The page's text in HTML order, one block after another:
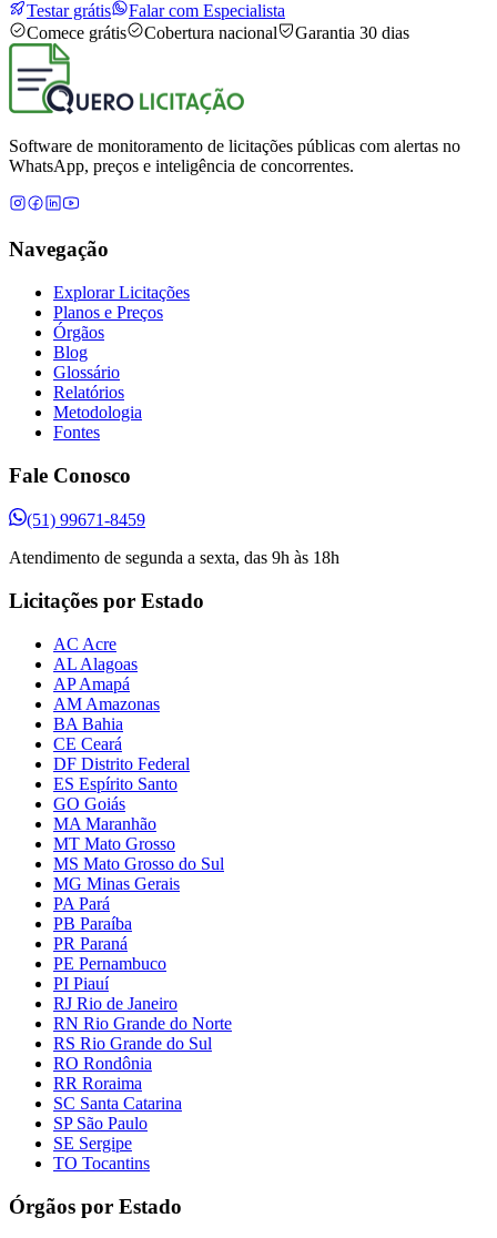
Testar grátis
Falar com Especialista
Comece grátis
Cobertura nacional Garantia 30 dias
Software de monitoramento de licitações públicas com alertas no
WhatsApp, preços e inteligência de concorrentes.
Navegação
Explorar Licitações
Planos e Preços
Órgãos
Blog
Glossário
Relatórios
Metodologia
Fontes
Fale Conosco
(51) 99671-8459
Atendimento de segunda a sexta, das 9h às 18h
Licitações por Estado
AC Acre
AL Alagoas
AP Amapá
AM Amazonas
BA Bahia
CE Ceará
DF Distrito Federal
ES Espírito Santo
GO Goiás
MA Maranhão
MT Mato Grosso
MS Mato Grosso do Sul
MG Minas Gerais
PA Pará
PB Paraíba
PR Paraná
PE Pernambuco
PI Piauí
RJ Rio de Janeiro
RN Rio Grande do Norte
RS Rio Grande do Sul
RO Rondônia
RR Roraima
SC Santa Catarina
SP São Paulo
SE Sergipe
TO Tocantins
Órgãos por Estado